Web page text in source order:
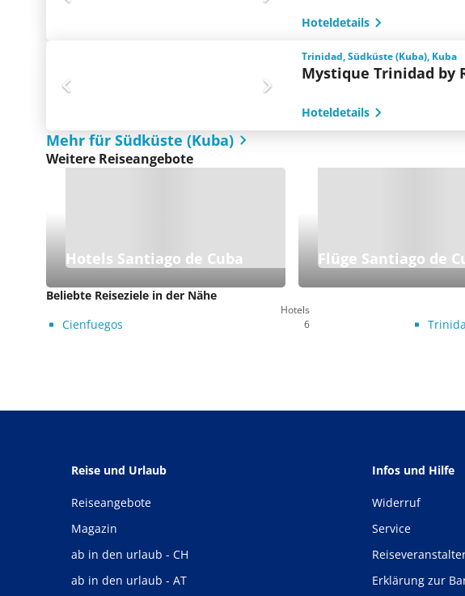
Hoteldetails
Trinidad, Südküste (Kuba), Kuba
Mystique Trinidad by
Hoteldetails
Mehr für Südküste (Kuba)
Weitere Reiseangebote
Hotels Santiago de Cuba Flüge Santiago de
Beliebte Reiseziele in der Nähe
Hotels
Cienfuegos 6
Reise und Urlaub
Reiseangebote
Magazin
ab in den urlaub - CH
ab in den urlaub - AT
Infos und Hilfe
Widerruf
Service
Erklärung zur